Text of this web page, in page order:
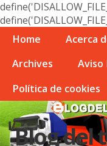
Home
Acerca
Archives
Aviso
Polí­tica de cookies
Blog del